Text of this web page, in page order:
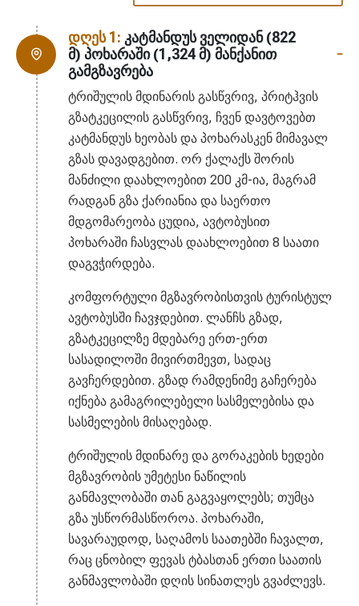
დღეს 1: კატმანდუს ველიდან (822
მ) პოხარაში (1,324 მ) მანქანით
გამგზავრება
ტრიშულის მდინარის გასწვრივ, პრიტჰვის
გზატკეცილის გასწვრივ, ჩვენ დავტოვებთ
კატმანდუს ხეობას და პოხარასკენ მიმავალ
გზას დავადგებით. ორ ქალაქს შორის
მანძილი დაახლოებით 200 კმ-ია, მაგრამ
რადგან გზა ქარიანია და საერთო
მდგომარეობა ცუდია, ავტობუსით
პოხარაში ჩასვლას დაახლოებით 8 საათი
დაგვჭირდება.
კომფორტული მგზავრობისთვის ტურისტულ
ავტობუსში ჩავჯდებით. ლანჩს გზად,
გზატკეცილზე მდებარე ერთ-ერთ
სასადილოში მივირთმევთ, სადაც
გავჩერდებით. გზად რამდენიმე გაჩერება
იქნება გამაგრილებელი სასმელებისა და
სასმელების მისაღებად.
ტრიშულის მდინარე და გორაკების ხედები
მგზავრობის უმეტესი ნაწილის
განმავლობაში თან გაგვაყოლებს; თუმცა
გზა უსწორმასწოროა. პოხარაში,
სავარაუდოდ, საღამოს საათებში ჩავალთ,
რაც ცნობილ ფევას ტბასთან ერთი საათის
განმავლობაში დღის სინათლეს გვაძლევს.